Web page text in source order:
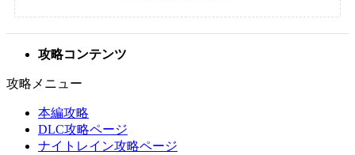
攻略コンテンツ
攻略メニュー
本編攻略
DLC攻略ページ
ナイトレイン攻略ページ